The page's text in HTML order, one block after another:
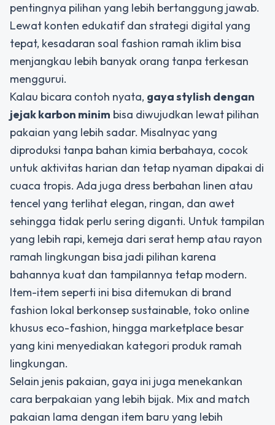
pentingnya pilihan yang lebih bertanggung jawab.
Lewat konten edukatif dan strategi digital yang
tepat, kesadaran soal fashion ramah iklim bisa
menjangkau lebih banyak orang tanpa terkesan
menggurui.
Kalau bicara contoh nyata, gaya stylish dengan
jejak karbon minim bisa diwujudkan lewat pilihan
pakaian yang lebih sadar. Misalnyac yang
diproduksi tanpa bahan kimia berbahaya, cocok
untuk aktivitas harian dan tetap nyaman dipakai di
cuaca tropis. Ada juga dress berbahan linen atau
tencel yang terlihat elegan, ringan, dan awet
sehingga tidak perlu sering diganti. Untuk tampilan
yang lebih rapi, kemeja dari serat hemp atau rayon
ramah lingkungan bisa jadi pilihan karena
bahannya kuat dan tampilannya tetap modern.
Item-item seperti ini bisa ditemukan di brand
fashion lokal berkonsep sustainable, toko online
khusus eco-fashion, hingga marketplace besar
yang kini menyediakan kategori produk ramah
lingkungan.
Selain jenis pakaian, gaya ini juga menekankan
cara berpakaian yang lebih bijak. Mix and match
pakaian lama dengan item baru yang lebih